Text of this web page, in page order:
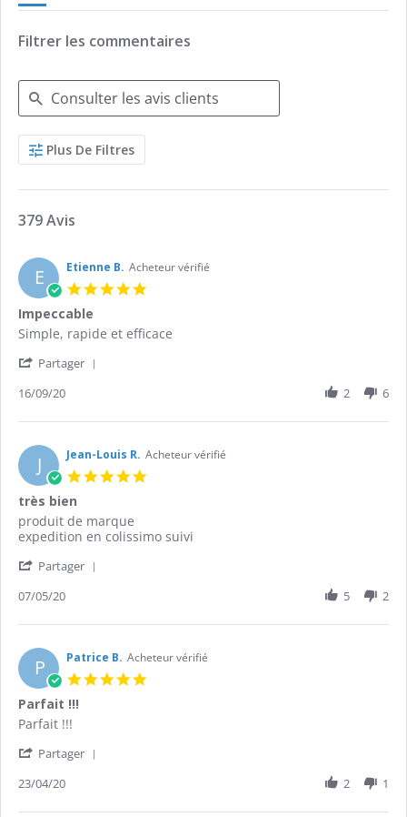
Filtrer les commentaires
Search
ReviewsPlus De Filtres
379 Avis
E Etienne B. Acheteur vérifié
Impeccable
Review
Etienne
on
Sep
2020
review
Impeccable
Simple, rapide et efficace
Partager
Etienne
on
16
Sep
16/09/20 2 6
J Jean-Louis R. Acheteur vérifié
très bien
Review
by
Louis
on
May
2020
review
stating
bien
produit de marque
expedition en colissimo suivi
Partager
Jean-
R.
on
7
07/05/20 5 2
P Patrice B. Acheteur vérifié
Parfait !!!
Review
Patrice
on
review
Parfait
Parfait !!!
Partager
23/04/20 2 1